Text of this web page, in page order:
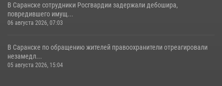
В Саранске сотрудники Росгвардии задержали дебошира,
повредившего имущ...
06 августа 2026, 07:03
В Саранске по обращению жителей правоохранители отреагировали
незамедл...
05 августа 2026, 15:04